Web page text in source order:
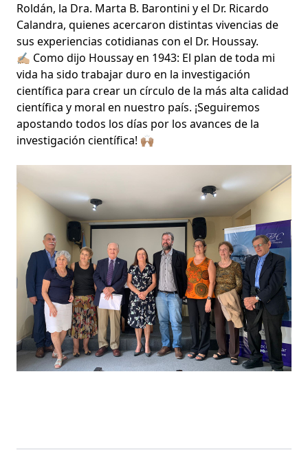
Roldán, la Dra. Marta B. Barontini y el Dr. Ricardo
Calandra, quienes acercaron distintas vivencias de
sus experiencias cotidianas con el Dr. Houssay.
✍🏼 Como dijo Houssay en 1943: El plan de toda mi
vida ha sido trabajar duro en la investigación
científica para crear un círculo de la más alta calidad
científica y moral en nuestro país. ¡Seguiremos
apostando todos los días por los avances de la
investigación científica! 🙌🏽